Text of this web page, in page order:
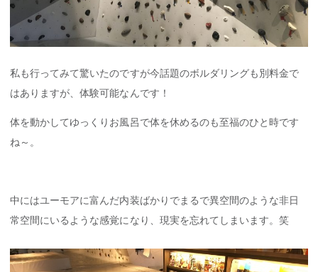
私も行ってみて驚いたのですが今話題のボルダリングも別料金で
はありますが、体験可能なんです！
体を動かしてゆっくりお風呂で体を休めるのも至福のひと時です
ね～。
中にはユーモアに富んだ内装ばかりでまるで異空間のような非日
常空間にいるような感覚になり、現実を忘れてしまいます。笑